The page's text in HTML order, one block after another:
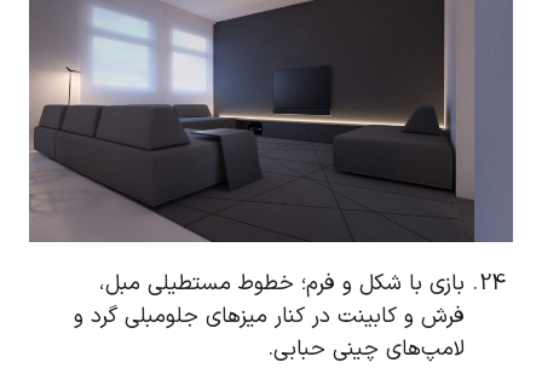
بازی با شکل و فرم؛ خطوط مستطیلی مبل،
فرش و کابینت در کنار میزهای جلومبلی گرد و
لامپ‌های چینی حبابی.